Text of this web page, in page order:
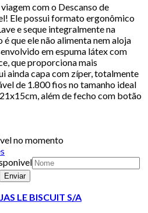
com o Descanso de
Ele possui formato ergonômico
e seque integralmente na
que ele não alimenta nem aloja
em espuma látex com
que proporciona mais
ainda capa com zíper, totalmente
de 1.800 fios no tamanho ideal
além de fecho com botão
no momento
Enviar
LE BISCUIT S/A